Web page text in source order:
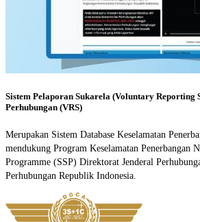
Sistem Pelaporan Sukarela (Voluntary Reporting
Perhubungan (VRS)
Merupakan Sistem Database Keselamatan
mendukung Program Keselamatan Penerbangan
Programme (SSP) Direktorat Jenderal
Perhubungan Republik Indonesia.